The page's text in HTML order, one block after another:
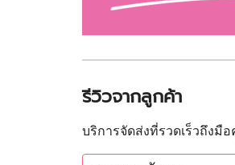
รีวิวจากลูกค้า
บริการจัดส่งที่รวดเร็วถึง